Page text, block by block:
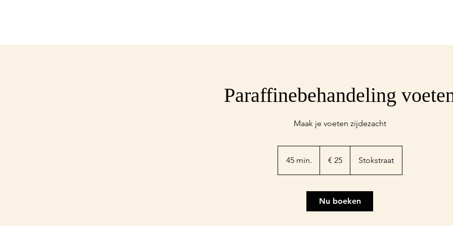
Paraffinebehandeling
Maak je voeten zijdezacht
45 min. € 25 Stokstraat
Nu boeken